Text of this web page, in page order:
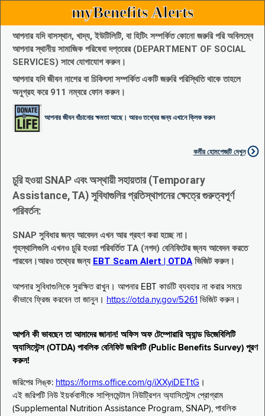
myBenefits Alerts
আপনার যদি বাসস্থান, খাদ্য, ইউটিলিটি, বা হিটিং সম্পর্কিত কোনো জরুরি পরি অবিলম্বে
আপনার স্থানীয় সামাজিক পরিষেবা দপ্তরের (DEPARTMENT OF SOCIAL
SERVICES) সাথে যোগাযোগ করুন।
আপনার যদি জীবন নাশের বা চিকিৎসা সম্পর্কিত একটি জরুরি পরিস্থিতি থাকে তাহলে
অনুগ্রহ করে 911 নম্বরে ফোন করুন।
আপনার জীবন বাঁচানোর ক্ষমতা আছে। আরও তথ্যের জন্য এখানে ক্লিক করুন
কর্মীর হোমপেজটি দেখুন
চুরি হওয়া SNAP এবং অস্থায়ী সহায়তার (Temporary
Assistance, TA) সুবিধাগুলির প্রতিস্থাপনের ক্ষেত্রে গুরুত্বপূর্ণ
পরিবর্তন:
SNAP সুবিধার জন্য আবেদন এখন আর গ্রহণ করা হচ্ছে না।
গৃহস্থালিগুলি এখনও চুরি হওয়া পরিবর্তিত TA (নগদ) বেনিফিটের জ্নয আবেদন করতে
পারবেন।আরও তথ্যের জন্য EBT Scam Alert | OTDA ভিজিট করুন।
আপনার সুবিধাগুলিকে সুরক্ষিত রাখুন। আপনার EBT কার্ডটি ব্যবহার না করার সময়ে
কীভাবে ফ্রিজ করবেন তা জানুন। https://otda.ny.gov/5261 ভিজিট করুন।
আপনি কী ভাবছেন তা আমাদের জানান! অফিস অফ টেম্পোরারি অ্যান্ড ডিজেবিলিটি
অ্যাসিস্টেন্স (OTDA) পাবলিক বেনিফিট জরিপটি (Public Benefits Survey) পূরণ
করুন!
জরিপের লিঙ্ক: https://forms.office.com/g/iXXyiDETtG ।
এই জরিপটি নিউ ইয়র্কবাসীকে সাপ্লিমেন্টাল নিউট্রিশন অ্যাসিস্টেন্স প্রোগ্রাম
(Supplemental Nutrition Assistance Program, SNAP), পাবলিক